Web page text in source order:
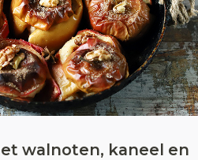
walnoten, kaneel en